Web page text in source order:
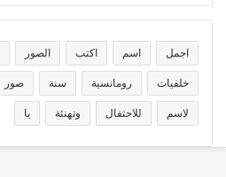
اجمل اسم اكتب الصور
خلفيات رومانسية سنة صور
لاسم للاحتفال وتهنئة يا